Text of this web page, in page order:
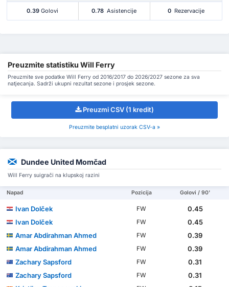
0.39 Golovi 0.78 Asistencije 0 Rezervacije
Preuzmite statistiku Will Ferry
Preuzmite sve podatke Will Ferry od 2016/2017 do 2026/2027 sezone za sva
natjecanja. Sadrži ukupni rezultat sezone i prosjek sezone.
Preuzmi CSV (1 kredit)
Preuzmite besplatni uzorak CSV-a »
Dundee United Momčad
Will Ferry suigrači na klupskoj razini
Napad Pozicija Golovi / 90'
Ivan Dolček FW
0.45
Ivan Dolček
FW
0.45
Amar Abdirahman Ahmed
FW
0.39
Amar Abdirahman Ahmed
FW
0.39
Zachary Sapsford
FW
0.31
Zachary Sapsford
FW
0.31